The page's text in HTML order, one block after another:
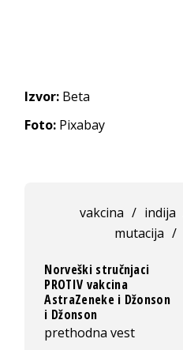
Izvor: Beta
Foto: Pixabay
vakcina / indija
mutacija /
Norveški stručnjaci
PROTIV vakcina
AstraZeneke i Džonson
i Džonson
prethodna vest